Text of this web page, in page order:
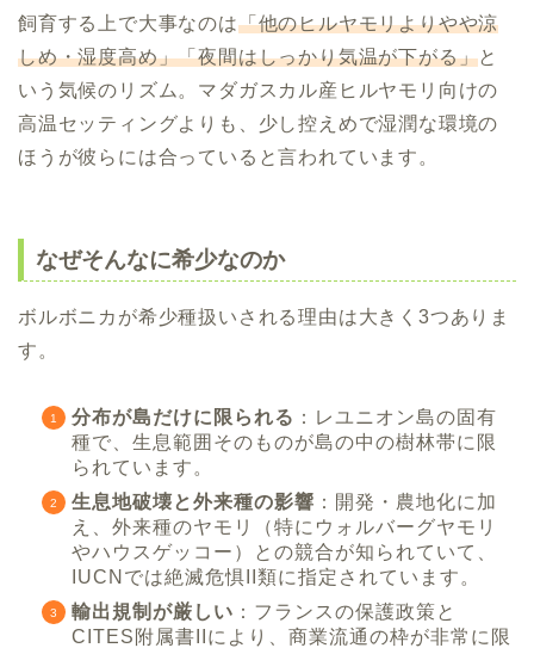
飼育する上で大事なのは「他のヒルヤモリよりやや涼
しめ・湿度高め」「夜間はしっかり気温が下がる」と
いう気候のリズム。マダガスカル産ヒルヤモリ向けの
高温セッティングよりも、少し控えめで湿潤な環境の
ほうが彼らには合っていると言われています。
なぜそんなに希少なのか
ボルボニカが希少種扱いされる理由は大きく3つありま
す。
分布が島だけに限られる ：レユニオン島の固有
種で、生息範囲そのものが島の中の樹林帯に限
られています。
生息地破壊と外来種の影響 ：開発・農地化に加
え、外来種のヤモリ（特にウォルバーグヤモリ
やハウスゲッコー）との競合が知られていて、
IUCNでは絶滅危惧II類に指定されています。
輸出規制が厳しい ：フランスの保護政策と
CITES附属書IIにより、商業流通の枠が非常に限